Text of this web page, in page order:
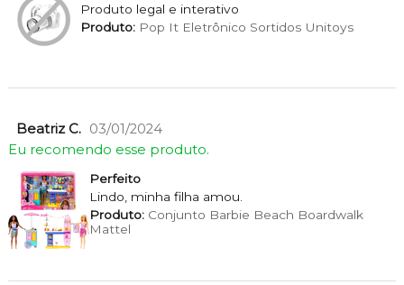
Produto legal e interativo
Produto:Pop It Eletrônico Sortidos Unitoys
Beatriz C. 03/01/2024
Eu recomendo esse produto.
Perfeito
Lindo, minha filha amou.
Produto:Conjunto Barbie Beach Boardwalk
Mattel